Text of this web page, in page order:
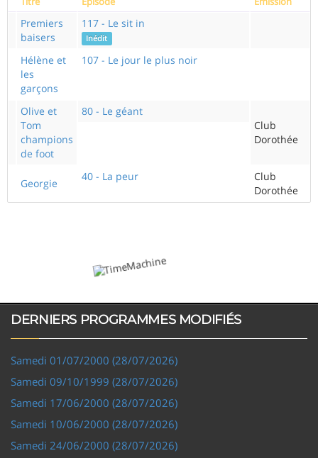
Premiers
baisers
117 - Le sit in
Inédit
Hélène et
les
garçons
107 - Le jour le plus noir
Olive et
Tom
champions
de foot
80 - Le géant
Club
Dorothée
Georgie
40 - La peur
Club
Dorothée
DERNIERS PROGRAMMES MODIFIÉS
Samedi 01/07/2000 (28/07/2026)
Samedi 09/10/1999 (28/07/2026)
Samedi 17/06/2000 (28/07/2026)
Samedi 10/06/2000 (28/07/2026)
Samedi 24/06/2000 (28/07/2026)